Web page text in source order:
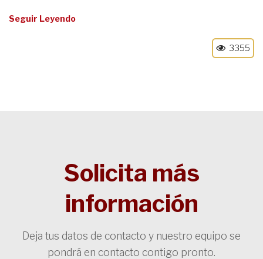
Seguir Leyendo
3355
Solicita más
información
Deja tus datos de contacto y nuestro equipo se
pondrá en contacto contigo pronto.